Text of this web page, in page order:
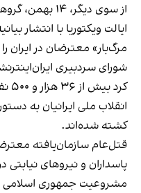
از سوی دیگر،
ایالت ویکتوریا با انتشار
مرگ‌بار» معترضان در ایران را
شورای سردبیری
کرد بیش از ۳۶ هزار و ۵۰۰ نفر
انقلاب ملی ایرانیان به
کشته شده‌اند.
قتل‌عام سازمان‌یافته
پاسداران و نیروهای نیابتی
مشروعیت جمهوری اسلامی